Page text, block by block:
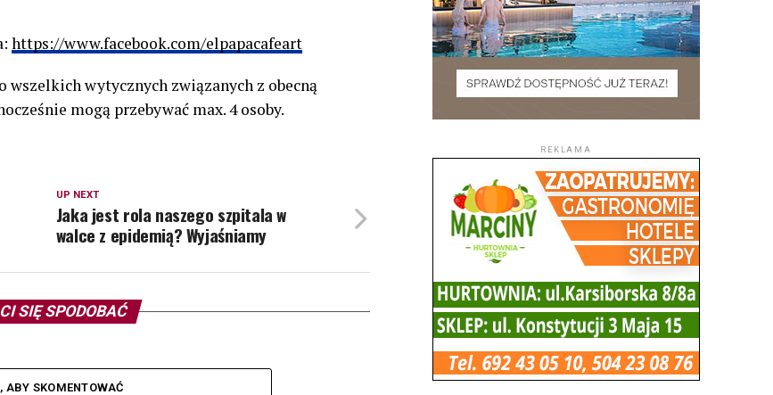
https://www.facebook.com/elpapacafeart
wszelkich wytycznych związanych z obecną
mogą przebywać max. 4 osoby.
UP NEXT
Jaka jest rola naszego szpitala w
walce z epidemią? Wyjaśniamy
SIĘ SPODOBAĆ
ABY SKOMENTOWAĆ
REKLAMA